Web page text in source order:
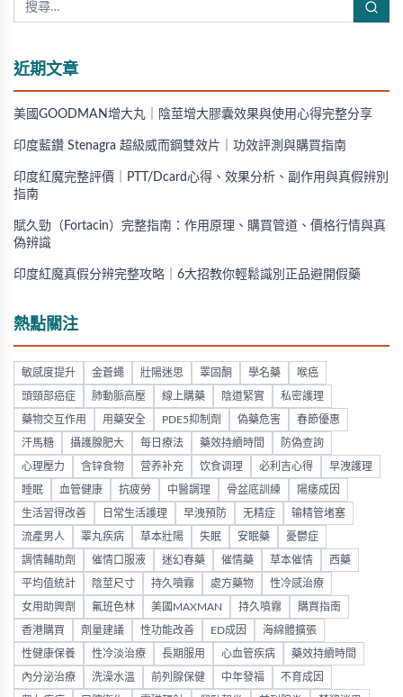
近期文章
美國GOODMAN增大丸｜陰莖增大膠囊效果與使用心得完整分享
印度藍鑽 Stenagra 超級威而鋼雙效片｜功效評測與購買指南
印度紅魔完整評價｜PTT/Dcard心得、效果分析、副作用與真假辨別
指南
賦久勁（Fortacin）完整指南：作用原理、購買管道、價格行情與真
偽辨識
印度紅魔真假分辨完整攻略｜6大招教你輕鬆識別正品避開假藥
熱點關注
敏感度提升 金蒼蠅 壯陽迷思 睪固酮 學名藥 喉癌
頭頸部癌症 肺動脈高壓 線上購藥 陰道緊實 私密護理
藥物交互作用 用藥安全 PDE5抑制劑 偽藥危害 春節優惠
汗馬糖 攝護腺肥大 每日療法 藥效持續時間 防偽查詢
心理壓力 含锌食物 营养补充 饮食调理 必利吉心得 早洩護理
睡眠 血管健康 抗疲勞 中醫調理 骨盆底訓練 陽痿成因
生活習得改善 日常生活護理 早洩預防 无精症 输精管堵塞
流產男人 睪丸疾病 草本壯陽 失眠 安眠藥 憂鬱症
調情輔助劑 催情口服液 迷幻春藥 催情藥 草本催情 西藥
平均值統計 陰莖尺寸 持久噴霧 處方藥物 性冷感治療
女用助興劑 氟班色林 美國MAXMAN 持久噴霧 購買指南
香港購買 劑量建議 性功能改善 ED成因 海綿體擴張
性健康保養 性冷淡治療 長期服用 心血管疾病 藥效持續時間
內分泌治療 洗澡水溫 前列腺保健 中年發福 不育成因